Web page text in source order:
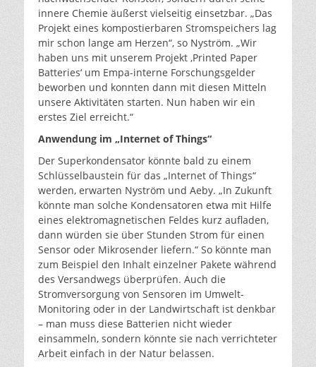
innere Chemie äußerst vielseitig einsetzbar. „Das
Projekt eines kompostierbaren Stromspeichers lag
mir schon lange am Herzen“, so Nyström. „Wir
haben uns mit unserem Projekt ‚Printed Paper
Batteries‘ um Empa-interne Forschungsgelder
beworben und konnten dann mit diesen Mitteln
unsere Aktivitäten starten. Nun haben wir ein
erstes Ziel erreicht.“
Anwendung im „Internet of Things“
Der Superkondensator könnte bald zu einem
Schlüsselbaustein für das „Internet of Things“
werden, erwarten Nyström und Aeby. „In Zukunft
könnte man solche Kondensatoren etwa mit Hilfe
eines elektromagnetischen Feldes kurz aufladen,
dann würden sie über Stunden Strom für einen
Sensor oder Mikrosender liefern.“ So könnte man
zum Beispiel den Inhalt einzelner Pakete während
des Versandwegs überprüfen. Auch die
Stromversorgung von Sensoren im Umwelt-
Monitoring oder in der Landwirtschaft ist denkbar
– man muss diese Batterien nicht wieder
einsammeln, sondern könnte sie nach verrichteter
Arbeit einfach in der Natur belassen.